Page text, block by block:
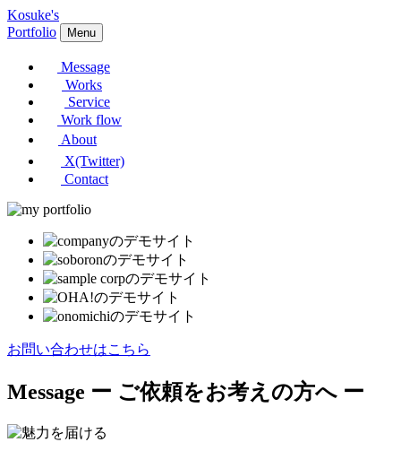
Kosuke's
Portfolio
Menu
Message
Works
Service
Work flow
About
X(Twitter)
Contact
お問い合わせはこちら
Message ー ご依頼をお考えの方へ ー